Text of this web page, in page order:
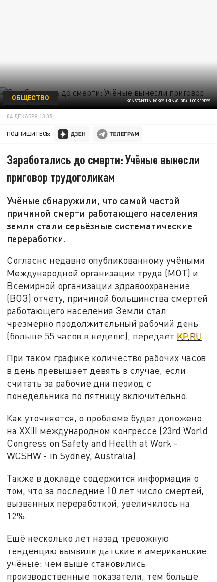
KONSTANTIN KOKOSHKIN/GLOBALLOOKPRESS
ОБЩЕСТВО
04 ДЕКАБРЯ 13:35
ПОДПИШИТЕСЬ:
Заработались до смерти: Учёные вынесли
приговор трудоголикам
Учёные обнаружили, что самой частой
причиной смерти работающего населения
земли стали серьёзные систематические
переработки.
Согласно недавно опубликованному учёными
Международной организации труда (МОТ) и
Всемирной организации здравоохранение
(ВОЗ) отчёту, причиной большинства смертей
работающего населения Земли стал
чрезмерно продолжительный рабочий день
(больше 55 часов в неделю), передаёт KP.RU.
При таком графике количество рабочих часов
в день превышает девять в случае, если
считать за рабочие дни период с
понедельника по пятницу включительно.
Как уточняется, о проблеме будет доложено
на XXIII международном конгрессе (23rd World
Congress on Safety and Health at Work -
WCSHW - in Sydney, Australia).
Также в докладе содержится информация о
том, что за последние 10 лет число смертей,
вызванных переработкой, увеличилось на
12%.
Ещё несколько лет назад тревожную
тенденцию выявили датские и американские
учёные: чем выше становились
производственные показатели, тем больше